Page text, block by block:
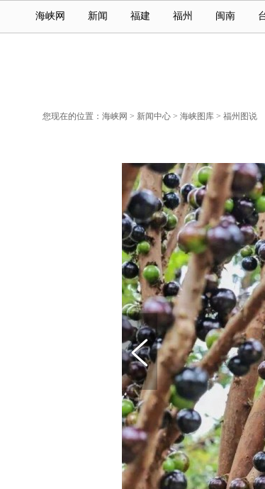
海峡网 新闻 福建 福州 闽南
您现在的位置： 海峡网 > 新闻中心 > 海峡图库 > 福州图说